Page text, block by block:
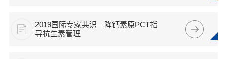
2019国际专家共识—降钙素原PCT指
导抗生素管理